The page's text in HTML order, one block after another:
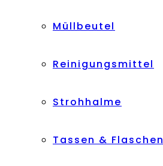
Müllbeutel
Reinigungsmittel
Strohhalme
Tassen & Flaschen